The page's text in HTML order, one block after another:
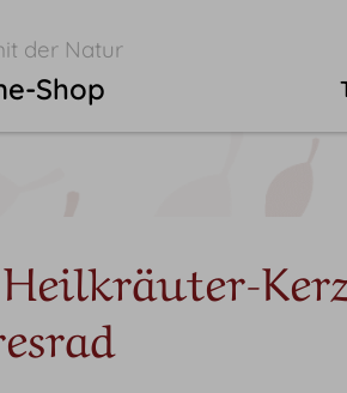
der Natur
Shop
Warenkorb